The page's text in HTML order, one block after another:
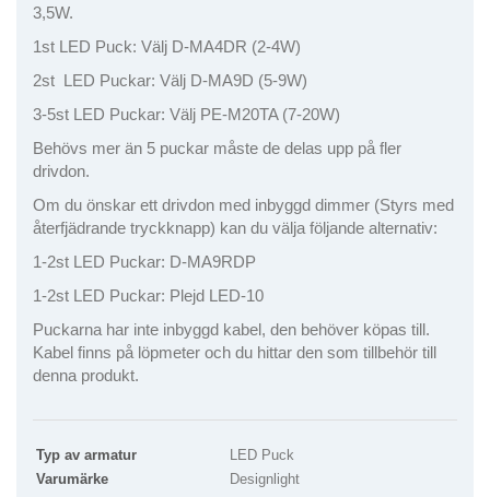
3,5W.
1st LED Puck: Välj D-MA4DR (2-4W)
2st LED Puckar: Välj D-MA9D (5-9W)
3-5st LED Puckar: Välj PE-M20TA (7-20W)
Behövs mer än 5 puckar måste de delas upp på fler
drivdon.
Om du önskar ett drivdon med inbyggd dimmer (Styrs med
återfjädrande tryckknapp) kan du välja följande alternativ:
1-2st LED Puckar: D-MA9RDP
1-2st LED Puckar: Plejd LED-10
Puckarna har inte inbyggd kabel, den behöver köpas till.
Kabel finns på löpmeter och du hittar den som tillbehör till
denna produkt.
Typ av armatur
LED Puck
Varumärke
Designlight